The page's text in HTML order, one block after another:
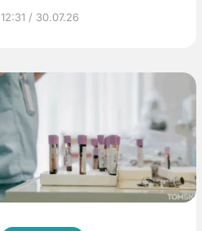
12:31 / 30.07.26